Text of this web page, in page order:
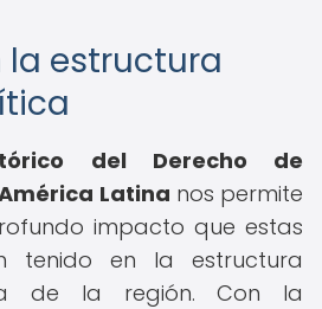
estructura
del Derecho de
Latina nos permite
impacto que estas
tenido en la estructura
de la región. Con la